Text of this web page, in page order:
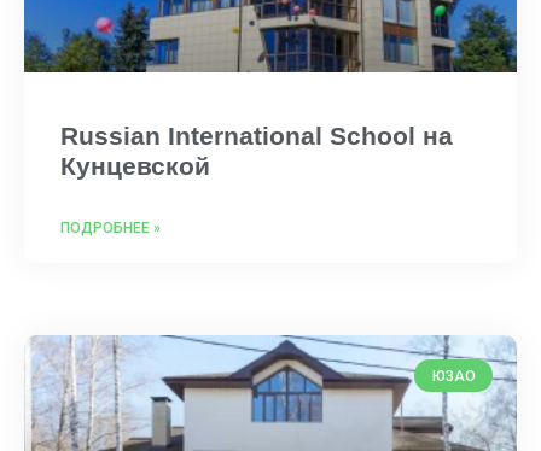
Russian International School на
Кунцевской
ПОДРОБНЕЕ »
ЮЗАО